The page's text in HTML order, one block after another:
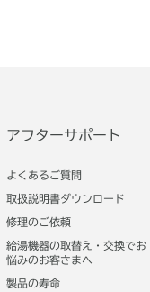
アフターサポート
よくあるご質問
取扱説明書ダウンロード
修理のご依頼
給湯機器の取替え・交換でお
悩みのお客さまへ
製品の寿命